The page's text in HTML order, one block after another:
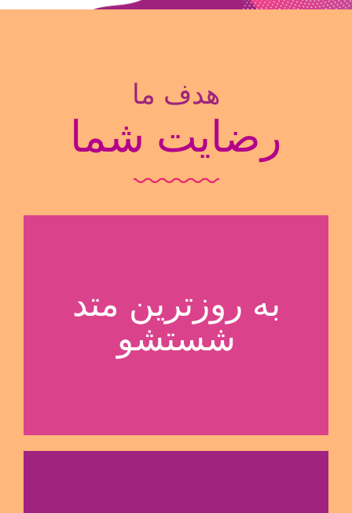
هدف ما
رضایت شما
به روزترین متد
شستشو
ترین متد شتشو بدون
آسیب به تار و پود
انواع فرش دستباف و